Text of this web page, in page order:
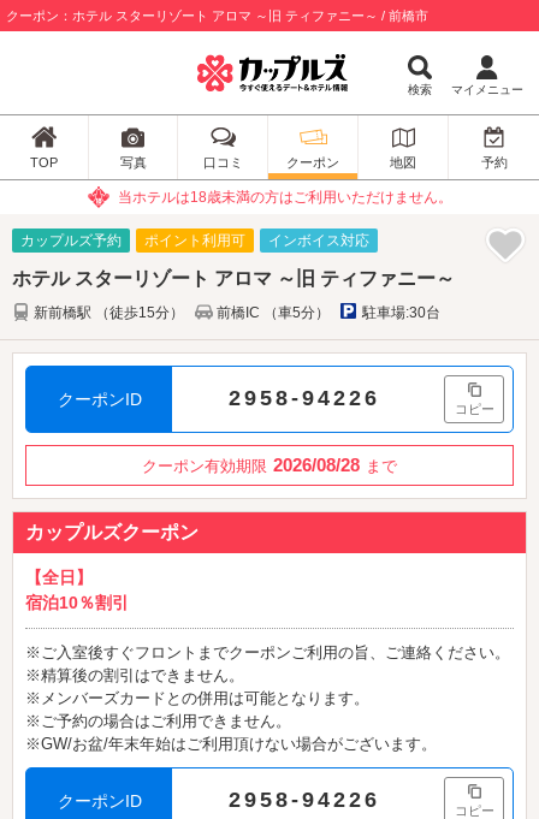
クーポン：ホテル スターリゾート アロマ ～旧 ティファニー～ / 前橋市
検索 マイメニュー
TOP 写真 口コミ クーポン 地図 予約
当ホテルは18歳未満の方はご利用いただけません。
カップルズ予約 ポイント利用可 インボイス対応
ホテル スターリゾート アロマ ～旧 ティファニー～
新前橋駅 （徒歩15分） 前橋IC （車5分） 駐車場:30台
クーポンID 2958-94226 コピー
クーポン有効期限 2026/08/28 まで
カップルズクーポン
【全日】
宿泊10％割引
※ご入室後すぐフロントまでクーポンご利用の旨、ご連絡ください。
※精算後の割引はできません。
※メンバーズカードとの併用は可能となります。
※ご予約の場合はご利用できません。
※GW/お盆/年末年始はご利用頂けない場合がございます。
クーポンID 2958-94226 コピー